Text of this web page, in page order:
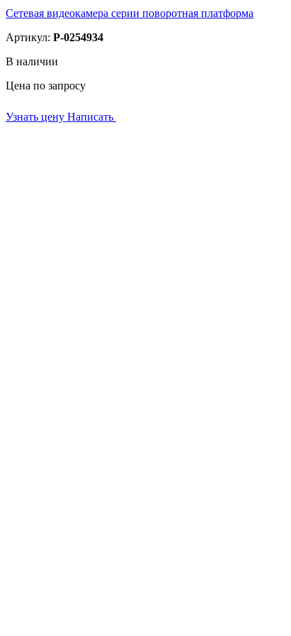
Сетевая видеокамера серии поворотная платформа
Артикул: P-0254934
В наличии
Цена по запросу
Узнать цену Написать